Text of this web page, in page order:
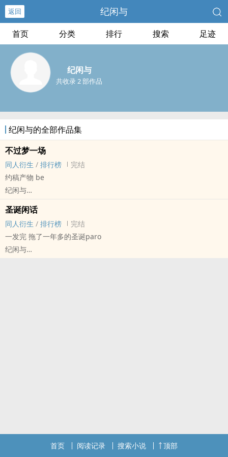
返回 纪闲与
首页 分类 排行 搜索 足迹
纪闲与
共收录 2 部作品
纪闲与的全部作品集
不过梦一场
同人衍生 / 排行榜
完结
约稿产物 be
纪闲与
短篇 - 完结 - BE - 狗血
致郁 - 日系
圣诞闲话
同人衍生 / 排行榜
完结
一发完 拖了一年多的圣诞paro
纪闲与
首页 阅读记录 搜索小说 顶部